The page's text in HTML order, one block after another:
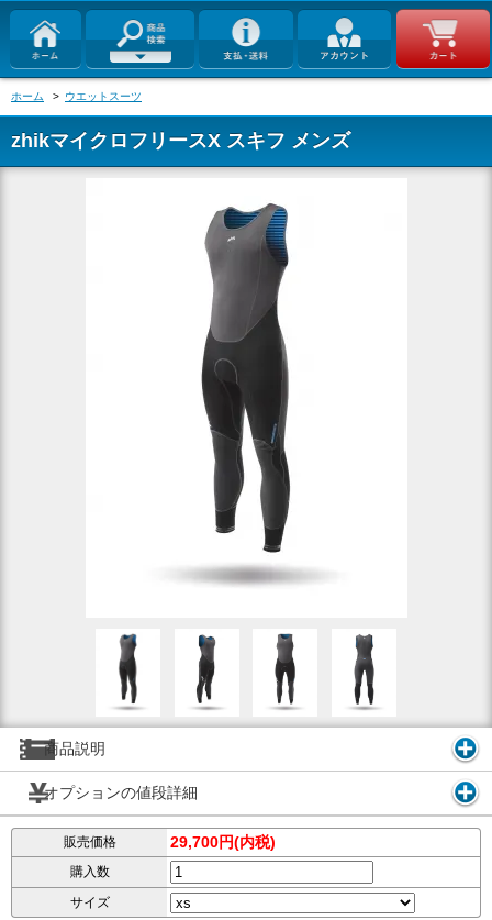
ホーム > ウエットスーツ
zhikマイクロフリースX スキフ メンズ
商品説明
オプションの値段詳細
販売価格 29,700円(内税)
購入数
サイズ